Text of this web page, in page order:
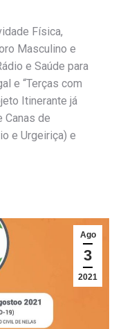
Física,
Masculino e
e Saúde para
e “Terças com
Itinerante já
Canas de
e Urgeiriça) e
Ago
3
2021